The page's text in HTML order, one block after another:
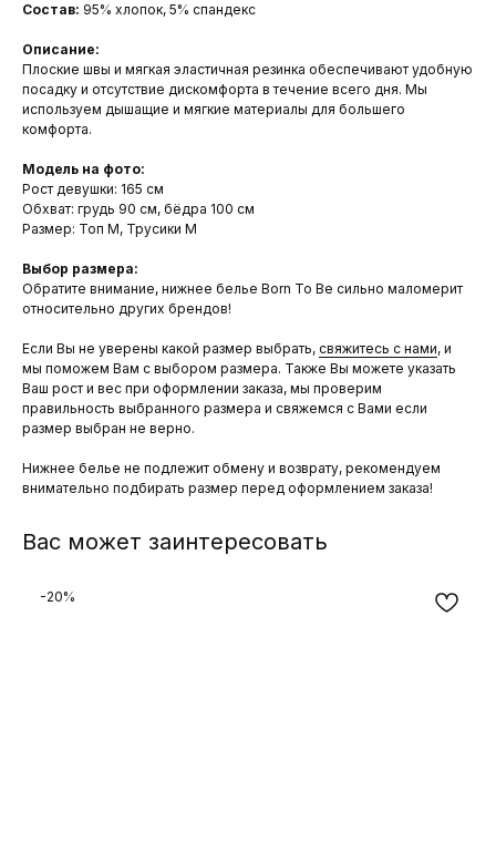
Состав: 95% хлопок, 5% спандекс
Описание:
Плоские швы и мягкая эластичная резинка обеспечивают удобную
посадку и отсутствие дискомфорта в течение всего дня. Мы
используем дышащие и мягкие материалы для большего
комфорта.
Модель на фото:
Рост девушки: 165 см
Обхват: грудь 90 см, бёдра 100 см
Размер: Топ M, Трусики М
Выбор размера:
Обратите внимание, нижнее белье Born To Be сильно маломерит
относительно других брендов!
Если Вы не уверены какой размер выбрать, свяжитесь с нами, и
мы поможем Вам с выбором размера. Также Вы можете указать
Ваш рост и вес при оформлении заказа, мы проверим
правильность выбранного размера и свяжемся с Вами если
размер выбран не верно.
Нижнее белье не подлежит обмену и возврату, рекомендуем
внимательно подбирать размер перед оформлением заказа!
Вас может заинтересовать
-20%